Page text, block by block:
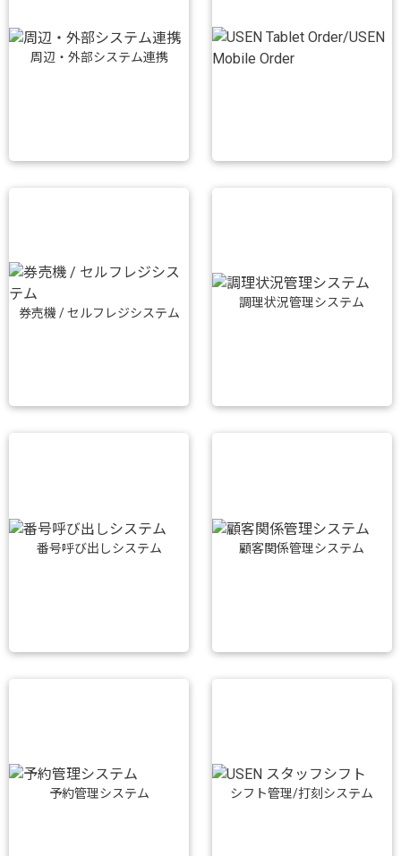
周辺・外部システム連携
券売機 / セルフレジシステム
調理状況管理システム
番号呼び出しシステム 顧客関係管理システム
予約管理システム シフト管理/打刻システム